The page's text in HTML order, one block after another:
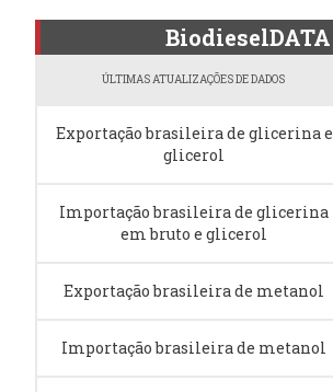
BiodieselDATA
ÚLTIMAS ATUALIZAÇÕES DE DADOS
Exportação brasileira de glicerina e
glicerol
Importação brasileira de glicerina
em bruto e glicerol
Exportação brasileira de metanol
Importação brasileira de metanol